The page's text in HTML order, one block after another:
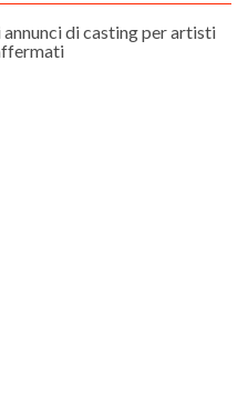
di casting per artisti